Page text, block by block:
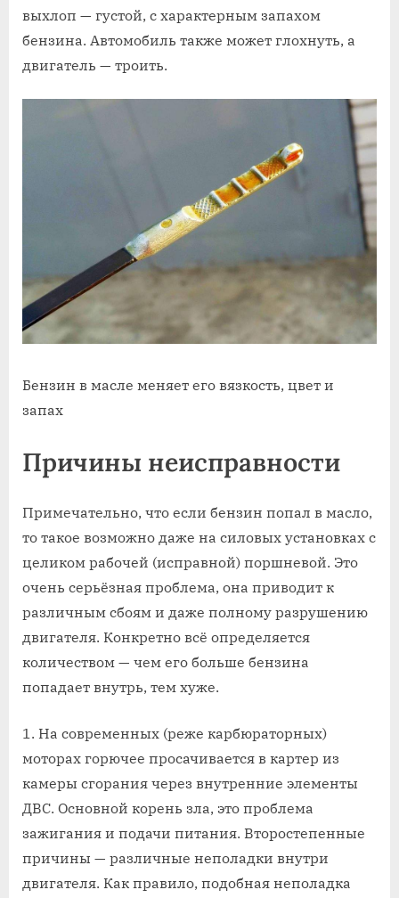
выхлоп — густой, с характерным запахом
бензина. Автомобиль также может глохнуть, а
двигатель — троить.
Бензин в масле меняет его вязкость, цвет и
запах
Причины неисправности
Примечательно, что если бензин попал в масло,
то такое возможно даже на силовых установках с
целиком рабочей (исправной) поршневой. Это
очень серьёзная проблема, она приводит к
различным сбоям и даже полному разрушению
двигателя. Конкретно всё определяется
количеством — чем его больше бензина
попадает внутрь, тем хуже.
На современных (реже карбюраторных)
моторах горючее просачивается в картер из
камеры сгорания через внутренние элементы
ДВС. Основной корень зла, это проблема
зажигания и подачи питания. Второстепенные
причины — различные неполадки внутри
двигателя. Как правило, подобная неполадка